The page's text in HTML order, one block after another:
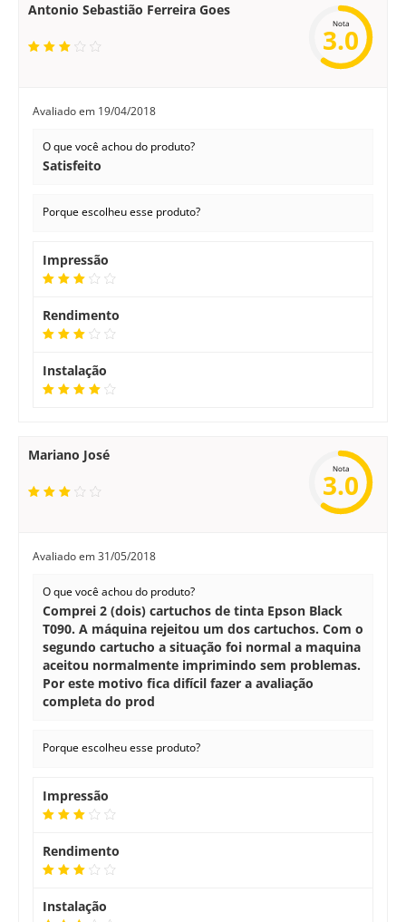
Antonio Sebastião Ferreira Goes
Nota
3.0
Avaliado em 19/04/2018
O que você achou do produto?
Satisfeito
Porque escolheu esse produto?
Impressão
Rendimento
Instalação
Mariano José
Nota
3.0
Avaliado em31/05/2018
O que você achou do produto?
Comprei 2 (dois) cartuchos de tinta Epson Black
T090. A máquina rejeitou um dos cartuchos. Com o
segundo cartucho a situação foi normal a maquina
aceitou normalmente imprimindo sem problemas.
Por este motivo fica difícil fazer a avaliação
completa do prod
Porque escolheu esse produto?
Impressão
Rendimento
Instalação